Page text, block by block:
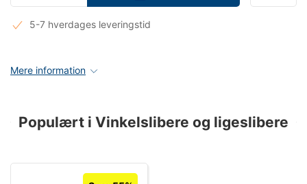
5-7 hverdages leveringstid
Mere information
Populært i Vinkelslibere og ligeslibere